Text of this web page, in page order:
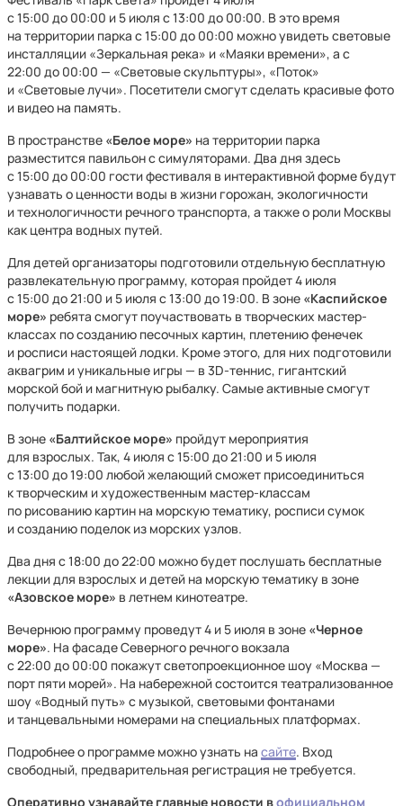
с 15:00 до 00:00 и 5 июля с 13:00 до 00:00. В это время
на территории парка с 15:00 до 00:00 можно увидеть световые
инсталляции «Зеркальная река» и «Маяки времени», а с
22:00 до 00:00 — «Световые скульптуры», «Поток»
и «Световые лучи». Посетители смогут сделать красивые фото
и видео на память.
В пространстве «Белое море» на территории парка
разместится павильон с симуляторами. Два дня здесь
с 15:00 до 00:00 гости фестиваля в интерактивной форме будут
узнавать о ценности воды в жизни горожан, экологичности
и технологичности речного транспорта, а также о роли Москвы
как центра водных путей.
Для детей организаторы подготовили отдельную бесплатную
развлекательную программу, которая пройдет 4 июля
с 15:00 до 21:00 и 5 июля с 13:00 до 19:00. В зоне «Каспийское
море» ребята смогут поучаствовать в творческих мастер-
классах по созданию песочных картин, плетению фенечек
и росписи настоящей лодки. Кроме этого, для них подготовили
аквагрим и уникальные игры — в 3D-теннис, гигантский
морской бой и магнитную рыбалку. Самые активные смогут
получить подарки.
В зоне «Балтийское море» пройдут мероприятия
для взрослых. Так, 4 июля с 15:00 до 21:00 и 5 июля
с 13:00 до 19:00 любой желающий сможет присоединиться
к творческим и художественным мастер-классам
по рисованию картин на морскую тематику, росписи сумок
и созданию поделок из морских узлов.
Два дня с 18:00 до 22:00 можно будет послушать бесплатные
лекции для взрослых и детей на морскую тематику в зоне
«Азовское море» в летнем кинотеатре.
Вечернюю программу проведут 4 и 5 июля в зоне «Черное
море». На фасаде Северного речного вокзала
с 22:00 до 00:00 покажут светопроекционное шоу «Москва —
порт пяти морей». На набережной состоится театрализованное
шоу «Водный путь» с музыкой, световыми фонтанами
и танцевальными номерами на специальных платформах.
Подробнее о программе можно узнать на сайте. Вход
свободный, предварительная регистрация не требуется.
Оперативно узнавайте главные новости вофициальном